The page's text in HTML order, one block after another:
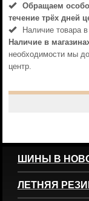
Обращаем
течениe трёх дней
Наличие товара
Наличие в
необходимости мы
центр.
ШИНЫ В
ЛЕТНЯЯ